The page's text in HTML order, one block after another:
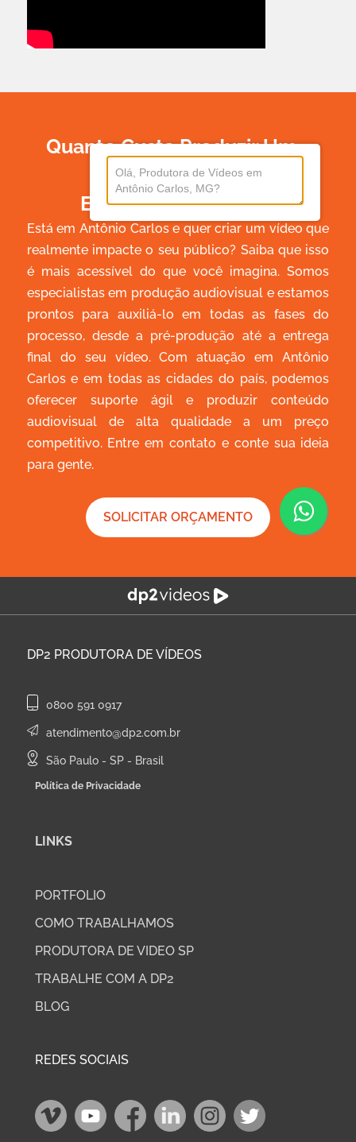
Quanto Custa Produzir Um
Vídeo
Em Antônio Carlos?
Está em Antônio Carlos e quer criar um vídeo que
realmente impacte o seu público? Saiba que isso
é mais acessível do que você imagina. Somos
especialistas em produção audiovisual e estamos
prontos para auxiliá-lo em todas as fases do
processo, desde a pré-produção até a entrega
final do seu vídeo. Com atuação em Antônio
Carlos e em todas as cidades do país, podemos
oferecer suporte ágil e produzir conteúdo
audiovisual de alta qualidade a um preço
competitivo. Entre em contato e conte sua ideia
para gente.
SOLICITAR ORÇAMENTO
DP2 PRODUTORA DE VÍDEOS
0800 591 0917
atendimento@dp2.com.br
São Paulo - SP - Brasil
Política de Privacidade
LINKS
PORTFOLIO
COMO TRABALHAMOS
PRODUTORA DE VIDEO SP
TRABALHE COM A DP2
BLOG
REDES SOCIAIS